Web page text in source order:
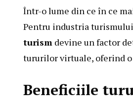
Într-o lume din ce în ce
Pentru industria
turism devine un factor
tururilor virtuale, oferind o
Beneficiile